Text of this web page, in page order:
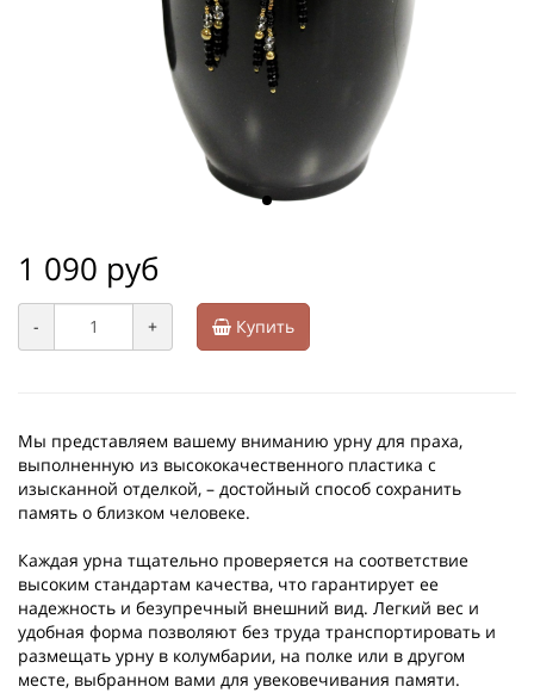
1 090 руб
- + Купить
Мы представляем вашему вниманию урну для праха,
выполненную из высококачественного пластика с
изысканной отделкой, – достойный способ сохранить
память о близком человеке.
Каждая урна тщательно проверяется на соответствие
высоким стандартам качества, что гарантирует ее
надежность и безупречный внешний вид. Легкий вес и
удобная форма позволяют без труда транспортировать и
размещать урну в колумбарии, на полке или в другом
месте, выбранном вами для увековечивания памяти.